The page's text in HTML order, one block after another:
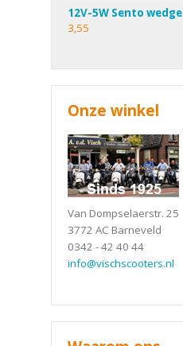
12V-5W Sento wedge
3,55
Onze winkel
Van Dompselaerstr. 25
3772 AC Barneveld
0342 - 42 40 44
info@vischscooters.nl